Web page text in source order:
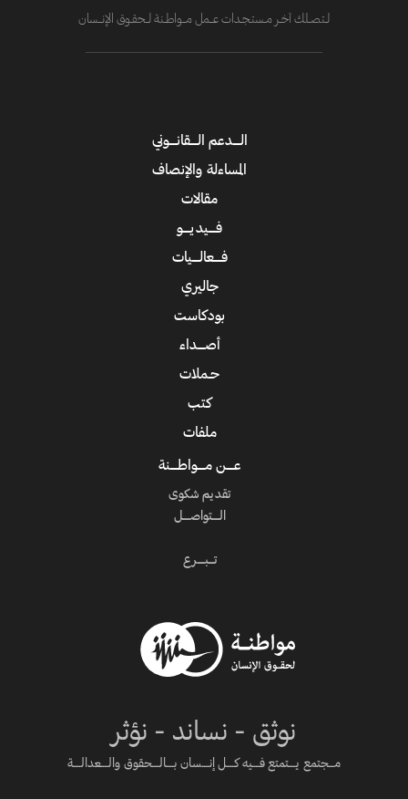
لــتصــلك آخــر مــستـجــدات عــــمل مــــواطــنة لـــحقــوق الإنــــسان
نوثق - نساند - نؤثر
مـــجتمع يــــتمتع فــــيه كــــل إنــــسان بــــالــــحقوق والــــعدالــــة
الــــدعم الــــقانــــوني
المساءلة والإنصاف
مقالات
فــــيديــــو
فــــعالــــيات
جاليري
بودكاست
أصــــداء
حـملات
كتب
ملفات
عــــن مــــواطــــنة
تقديم شكوى
الــــتواصــــل
تـــبــــرع